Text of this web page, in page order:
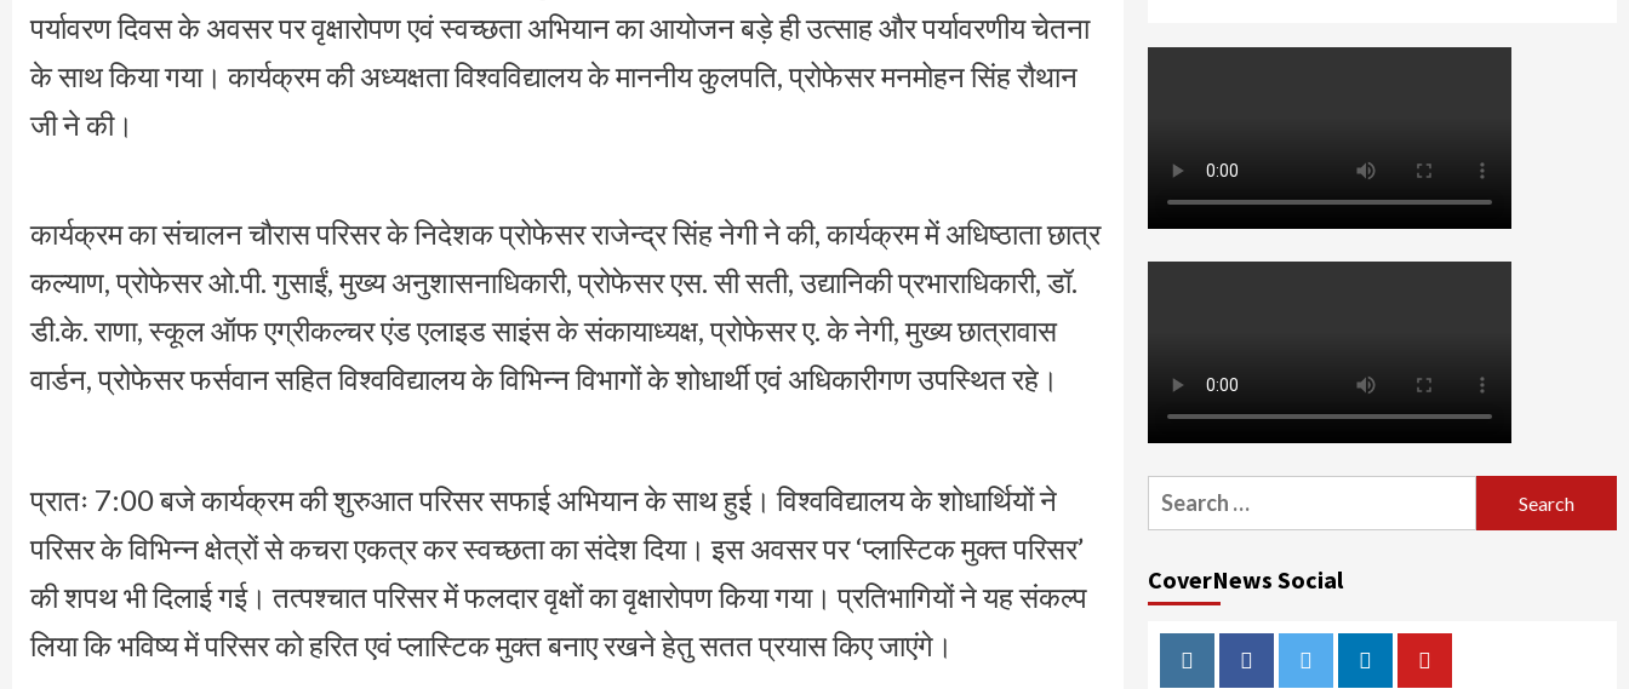
पर्यावरण दिवस के अवसर पर वृक्षारोपण एवं स्वच्छता अभियान का आयोजन बड़े ही उत्साह और पर्यावरणीय चेतना
के साथ किया गया। कार्यक्रम की अध्यक्षता विश्वविद्यालय के माननीय कुलपति, प्रोफेसर मनमोहन सिंह रौथान
जी ने की।
कार्यक्रम का संचालन चौरास परिसर के निदेशक प्रोफेसर राजेन्द्र सिंह नेगी ने की, कार्यक्रम में अधिष्ठाता छात्र
कल्याण, प्रोफेसर ओ.पी. गुसाईं, मुख्य अनुशासनाधिकारी, प्रोफेसर एस. सी सती, उद्यानिकी प्रभाराधिकारी, डॉ.
डी.के. राणा, स्कूल ऑफ एग्रीकल्चर एंड एलाइड साइंस के संकायाध्यक्ष, प्रोफेसर ए. के नेगी, मुख्य छात्रावास
वार्डन, प्रोफेसर फर्सवान सहित विश्वविद्यालय के विभिन्न विभागों के शोधार्थी एवं अधिकारीगण उपस्थित रहे।
प्रातः 7:00 बजे कार्यक्रम की शुरुआत परिसर सफाई अभियान के साथ हुई। विश्वविद्यालय के शोधार्थियों ने
परिसर के विभिन्न क्षेत्रों से कचरा एकत्र कर स्वच्छता का संदेश दिया। इस अवसर पर ‘प्लास्टिक मुक्त परिसर’
की शपथ भी दिलाई गई। तत्पश्चात परिसर में फलदार वृक्षों का वृक्षारोपण किया गया। प्रतिभागियों ने यह संकल्प
लिया कि भविष्य में परिसर को हरित एवं प्लास्टिक मुक्त बनाए रखने हेतु सतत प्रयास किए जाएंगे।
Search
for:
CoverNews Social
InstagramFacebookTwitterLinkedinYoutube